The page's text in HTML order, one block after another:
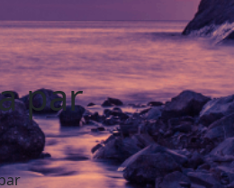
par